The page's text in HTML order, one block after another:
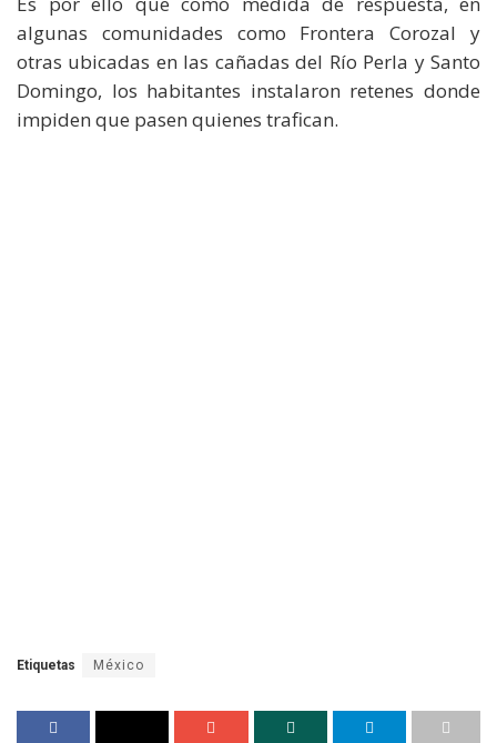
algunas comunidades como Frontera Corozal y
otras ubicadas en las cañadas del Río Perla y Santo
Domingo, los habitantes instalaron retenes donde
impiden que pasen quienes trafican.
Etiquetas México